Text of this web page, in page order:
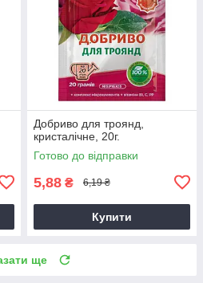
Добриво для троянд,
кристалічне, 20г.
Готово до відправки
5,88 ₴ 6,19 ₴
Купити
ще